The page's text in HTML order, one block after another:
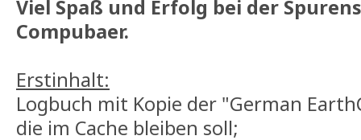
Viel Spaß und Erfolg bei der
Compubaer.
Erstinhalt:
Logbuch mit Kopie der "German
die im Cache bleiben soll;